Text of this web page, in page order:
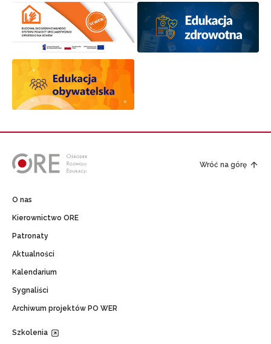
Wróć na górę
O nas
Kierownictwo ORE
Patronaty
Aktualności
Kalendarium
Sygnaliści
Archiwum projektów PO WER
Szkolenia
Wyrażam zgodę na przetwarzanie moich danych
osobowych przez ORE w celach marketingowych.
Zapisuję się